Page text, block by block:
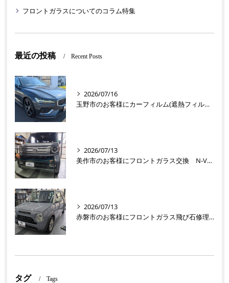
フロントガラスについてのコラム特集
最近の投稿 Recent Posts
2026/07/16
玉野市のお客様にカーフィルム(遮熱フィルム) V60【nexus株式会社】
2026/07/13
美作市のお客様にフロントガラス交換 N-VAN【nexus株式会社】
2026/07/13
赤磐市のお客様にフロントガラス飛び石修理 ラパン【nexus株式会社】
タグ Tags